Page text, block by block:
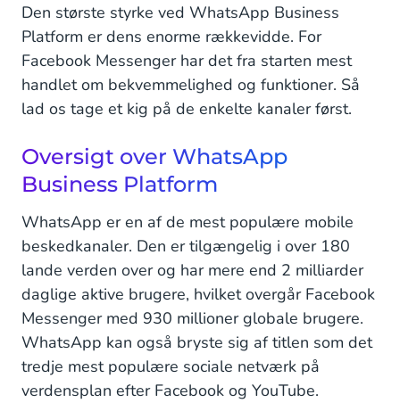
Den største styrke ved WhatsApp Business
Platform er dens enorme rækkevidde. For
Facebook Messenger har det fra starten mest
handlet om bekvemmelighed og funktioner. Så
lad os tage et kig på de enkelte kanaler først.
Oversigt over WhatsApp
Business Platform
WhatsApp er en af de mest populære mobile
beskedkanaler. Den er tilgængelig i over 180
lande verden over og har mere end 2 milliarder
daglige aktive brugere, hvilket overgår Facebook
Messenger med 930 millioner globale brugere.
WhatsApp kan også bryste sig af titlen som det
tredje mest populære sociale netværk på
verdensplan efter Facebook og YouTube.